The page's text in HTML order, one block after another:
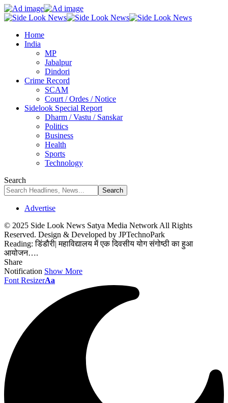
Home
India
MP
Jabalpur
Dindori
Crime Record
SCAM
Court / Ordes / Notice
Sidelook Special Report
Dharm / Vastu / Sanskar
Politics
Business
Health
Sports
Technology
Search
Advertise
© 2025 Side Look News Satya Media Network All Rights
Reserved. Design & Developed by JPTechnoPark
Reading: डिंडौरी| महाविद्यालय में एक दिवसीय योग संगोष्ठी का हुआ
आयोजन….
Share
Notification Show More
Font ResizerAa